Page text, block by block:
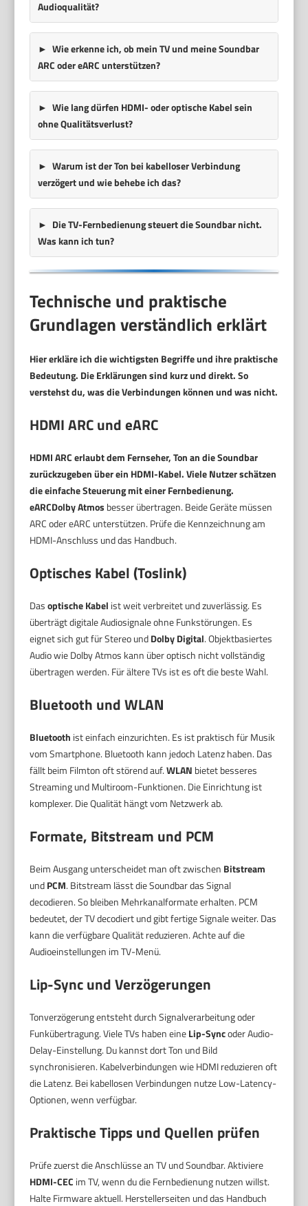
Audioqualität?
Wie erkenne ich, ob mein TV und meine Soundbar
ARC oder eARC unterstützen?
Wie lang dürfen HDMI- oder optische Kabel sein
ohne Qualitätsverlust?
Warum ist der Ton bei kabelloser Verbindung
verzögert und wie behebe ich das?
Die TV-Fernbedienung steuert die Soundbar nicht.
Was kann ich tun?
Technische und praktische
Grundlagen verständlich erklärt
Hier erkläre ich die wichtigsten Begriffe und ihre praktische
Bedeutung. Die Erklärungen sind kurz und direkt. So
verstehst du, was die Verbindungen können und was nicht.
HDMI ARC und eARC
HDMI ARCerlaubt dem Fernseher, Ton an die Soundbar
zurückzugeben über ein HDMI-Kabel. Viele Nutzer schätzen
die einfache Steuerung mit einer Fernbedienung.
eARCDolby Atmos besser übertragen. Beide Geräte müssen
ARC oder eARC unterstützen. Prüfe die Kennzeichnung am
HDMI-Anschluss und das Handbuch.
Optisches Kabel (Toslink)
Dasoptische Kabel ist weit verbreitet und zuverlässig. Es
überträgt digitale Audiosignale ohne Funkstörungen. Es
eignet sich gut für Stereo undDolby Digital. Objektbasiertes
Audio wie Dolby Atmos kann über optisch nicht vollständig
übertragen werden. Für ältere TVs ist es oft die beste Wahl.
Bluetooth und WLAN
Bluetooth ist einfach einzurichten. Es ist praktisch für Musik
vom Smartphone. Bluetooth kann jedoch Latenz haben. Das
fällt beim Filmton oft störend auf.WLAN bietet besseres
Streaming und Multiroom-Funktionen. Die Einrichtung ist
komplexer. Die Qualität hängt vom Netzwerk ab.
Formate, Bitstream und PCM
Beim Ausgang unterscheidet man oft zwischen Bitstream
undPCM. Bitstream lässt die Soundbar das Signal
decodieren. So bleiben Mehrkanalformate erhalten. PCM
bedeutet, der TV decodiert und gibt fertige Signale weiter. Das
kann die verfügbare Qualität reduzieren. Achte auf die
Audioeinstellungen im TV-Menü.
Lip-Sync und Verzögerungen
Tonverzögerung entsteht durch Signalverarbeitung oder
Funkübertragung. Viele TVs haben eineLip-Syncoder Audio-
Delay-Einstellung. Du kannst dort Ton und Bild
synchronisieren. Kabelverbindungen wie HDMI reduzieren oft
die Latenz. Bei kabellosen Verbindungen nutze Low-Latency-
Optionen, wenn verfügbar.
Praktische Tipps und Quellen prüfen
Prüfe zuerst die Anschlüsse an TV und Soundbar. Aktiviere
HDMI-CEC im TV, wenn du die Fernbedienung nutzen willst.
Halte Firmware aktuell. Herstellerseiten und das Handbuch